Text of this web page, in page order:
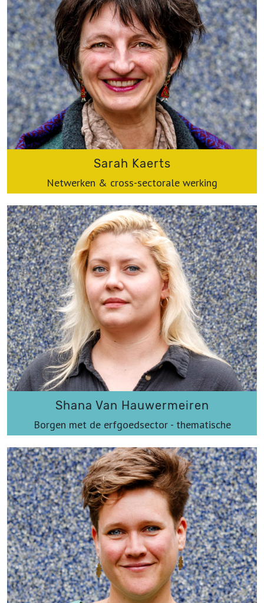
Sarah Kaerts
Netwerken & cross-sectorale werking
sarah@werkplaatsimmaterieelerfgoed.be
Shana Van Hauwermeiren
Borgen met de erfgoedsector - thematische
Shana@werkplaatsimmaterieelerfgoed.be